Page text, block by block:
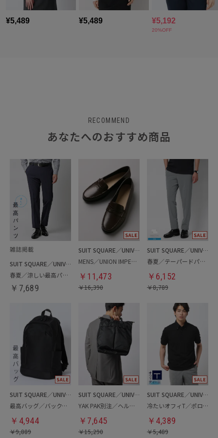
RECOMMEND
あなたへのおすすめ商品
SUIT SQUARE／UNIVERSAL LANGUAGE
春夏／涼しい最高パンツ
￥ 7,689
SUIT SQUARE／UNIVERSAL LANGUAGE
MENS／UNION IMPERIAL監修／コインローファー
￥ 11,473
￥16,390
SUIT SQUARE／UNIVERSAL LANGUAGE
春夏／テーパードパンツ
￥ 6,152
￥8,789
SUIT SQUARE／UNIVERSAL LANGUAGE
最高バッグ／バックパック
￥ 4,944
￥9,889
SUIT SQUARE／UNIVERSAL LANGUAGE
YAK PAK別注／ヘルメットバッグ
￥ 7,645
￥15,290
SUIT SQUARE／UNIVERSAL LANGUAGE
冷たいオフィT／ポロシャツ
￥ 4,389
￥5,489